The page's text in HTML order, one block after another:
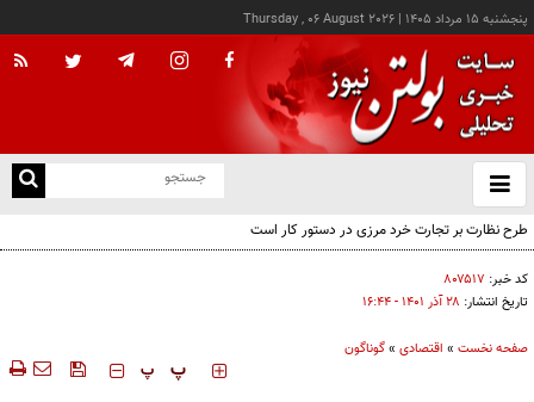
پنجشنبه ۱۵ مرداد ۱۴۰۵ |
Thursday , 06 August 2026
باز
و
طرح نظارت بر تجارت خرد مرزی در دستور کار است
کد خبر: ۸۰۷۵۱۷
تاریخ انتشار: ۲۸ آذر ۱۴۰۱ - ۱۶:۴۴
صفحه نخست » اقتصادی »گوناگون
‍‍‍ پ پ